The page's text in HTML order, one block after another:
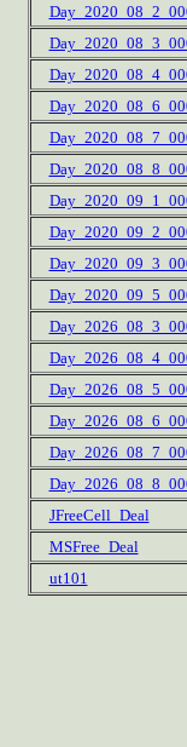
JFreeCell_Deal
MSFree_Deal
ut101